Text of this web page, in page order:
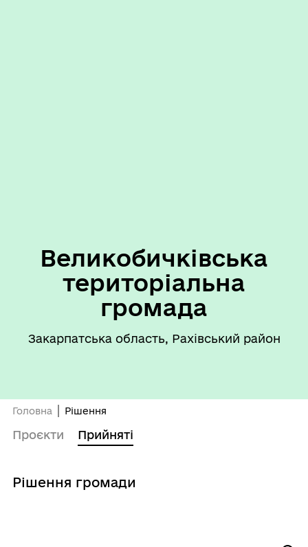
Великобичківська
територіальна
громада
Закарпатська область, Рахівський район
Головна Рішення
Проєкти Прийняті
Рішення громади